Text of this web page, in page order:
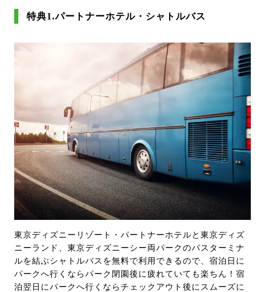
特典1.パートナーホテル・シャトルバス
東京ディズニーリゾート・パートナーホテルと東京ディズ
ニーランド、東京ディズニーシー両パークのバスターミナ
ルを結ぶシャトルバスを無料で利用できるので、宿泊日に
パークへ行くならパーク閉園後に疲れていても楽ちん！宿
泊翌日にパークへ行くならチェックアウト後にスムーズに